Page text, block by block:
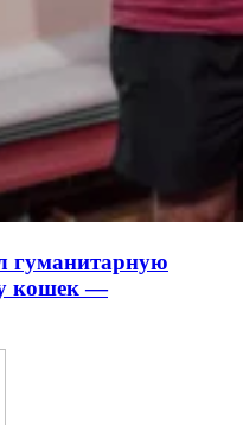
гуманитарную
кошек —